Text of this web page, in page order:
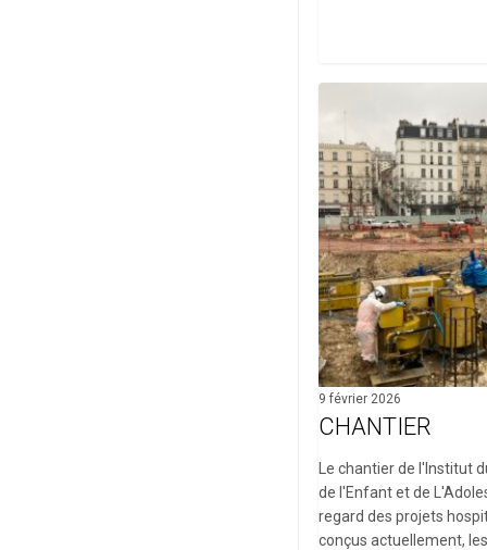
9 février 2026
CHANTIER
Le chantier de l'Institut
de l'Enfant et de
regard des projets
conçus actuellement,